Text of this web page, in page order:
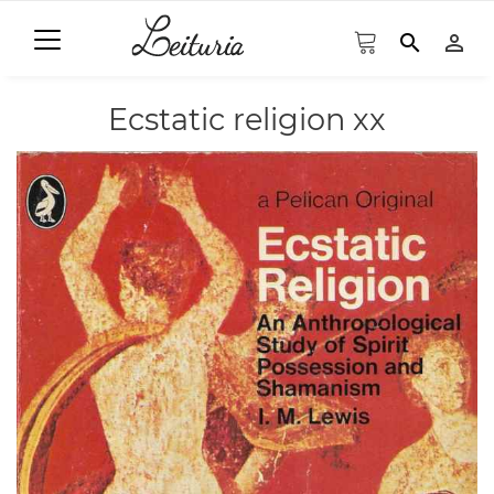
search person_outline
Ecstatic religion xx